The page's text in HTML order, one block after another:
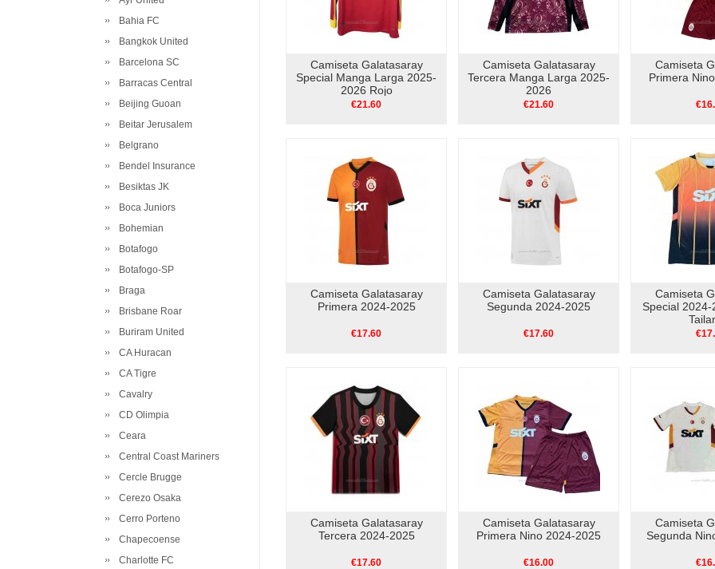
Bahia FC
Bangkok United
Barcelona SC
Barracas Central
Beijing Guoan
Beitar Jerusalem
Belgrano
Bendel Insurance
Besiktas JK
Boca Juniors
Bohemian
Botafogo
Botafogo-SP
Braga
Brisbane Roar
Buriram United
CA Huracan
CA Tigre
Cavalry
CD Olimpia
Ceara
Central Coast Mariners
Cercle Brugge
Cerezo Osaka
Cerro Porteno
Chapecoense
Charlotte FC
Camiseta Galatasaray
Special Manga Larga 2025-
2026 Rojo
€21.60
Camiseta Galatasaray
Tercera Manga Larga 2025-
2026
€21.60
Camiseta
Primera
Camiseta Galatasaray
Primera 2024-2025
€17.60
Camiseta Galatasaray
Segunda 2024-2025
€17.60
Camiseta
Special
Camiseta Galatasaray
Tercera 2024-2025
€17.60
Camiseta Galatasaray
Primera Nino 2024-2025
€16.00
Camiseta
Segunda